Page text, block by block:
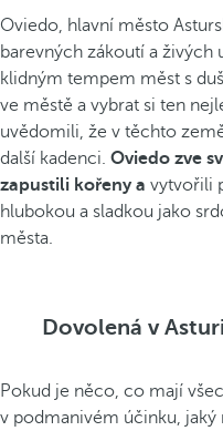
Oviedo, hlavní město
barevných zákoutí a
klidným tempem měst s
ve městě a vybrat si ten
uvědomili, že v těchto
další kadenci. Oviedo zve
zapustili kořeny a vytvořili
hlubokou a sladkou jako
města.
Dovolená v
Pokud je něco, co mají
v podmanivém účinku,